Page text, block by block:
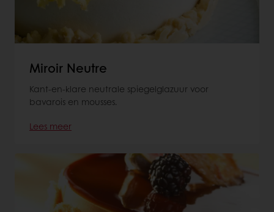
Miroir Neutre
Kant-en-klare neutrale spiegelglazuur voor
bavarois en mousses.
Lees meer